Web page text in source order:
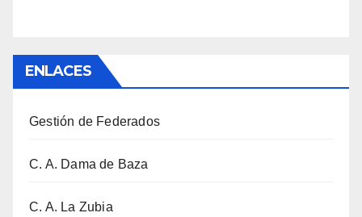
ENLACES
Gestión de Federados
C. A. Dama de Baza
C. A. La Zubia